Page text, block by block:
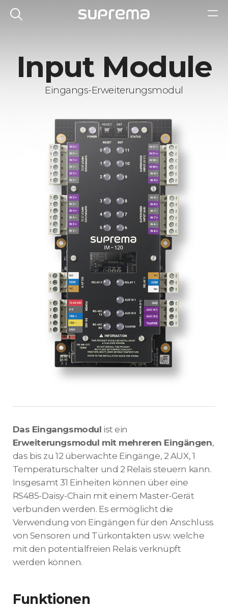
Input Module
Eingangs-Erweiterungsmodul
Das Eingangsmodul ist ein
Erweiterungsmodul mit mehreren Eingängen,
das bis zu 12 überwachte Eingänge, 2 AUX, 1
Temperaturschalter und 2 Relais steuern kann.
Insgesamt 31 Einheiten können über eine
RS485-Daisy-Chain mit einem Master-Gerät
verbunden werden. Es ermöglicht die
Verwendung von Eingängen für den Anschluss
von Sensoren und Türkontakten usw. welche
mit den potentialfreien Relais verknüpft
werden können.
Funktionen